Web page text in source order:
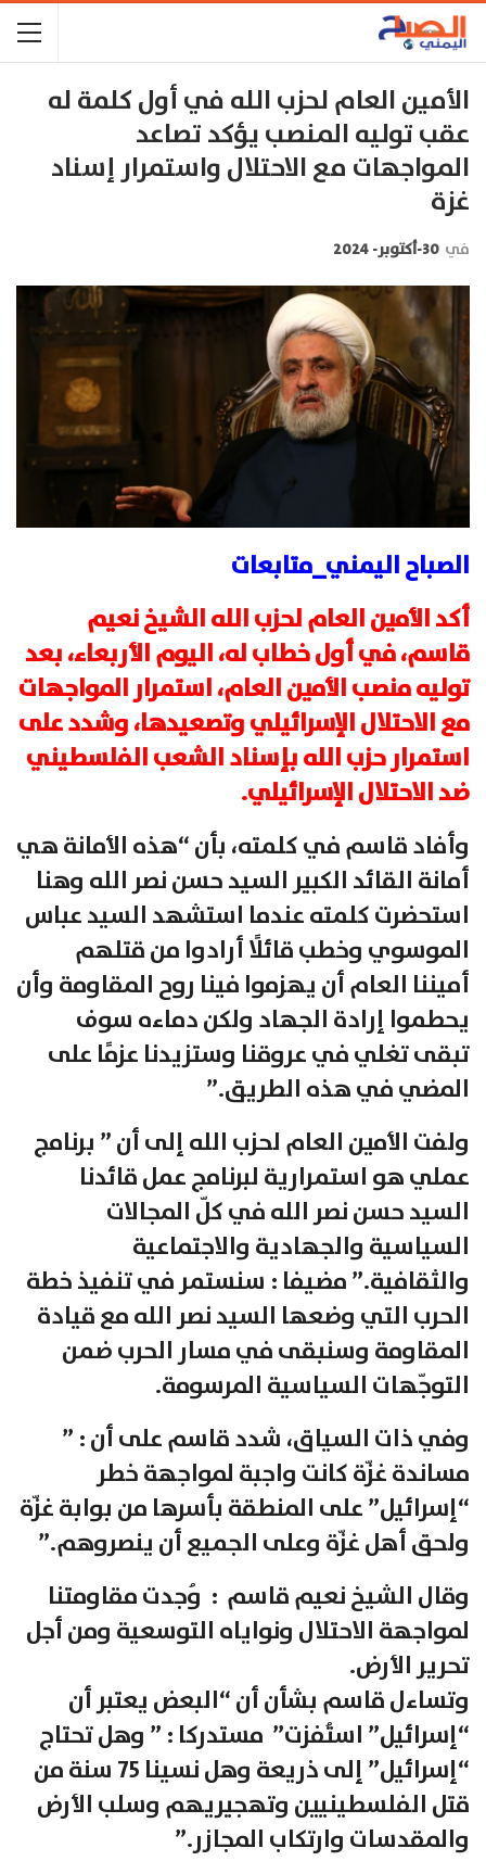
الأمين العام لحزب الله في أول كلمة له
عقب توليه المنصب يؤكد تصاعد
المواجهات مع الاحتلال واستمرار إسناد
غزة
في 30-أكتوبر- 2024
الصباح اليمني_متابعات
أكد الأمين العام لحزب الله الشيخ نعيم
قاسم، في أول خطاب له، اليوم الأربعاء، بعد
توليه منصب الأمين العام، استمرار المواجهات
مع الاحتلال الإسرائيلي وتصعيدها، وشدد على
استمرار حزب الله بإسناد الشعب الفلسطيني
ضد الاحتلال الإسرائيلي.
وأفاد قاسم في كلمته، بأن “هذه الأمانة هي
أمانة القائد الكبير السيد حسن نصر الله وهنا
استحضرت كلمته عندما استشهد السيد عباس
الموسوي وخطب قائلًا أرادوا من قتلهم
أميننا العام أن يهزموا فينا روح المقاومة وأن
يحطموا إرادة الجهاد ولكن دماءه سوف
تبقى تغلي في عروقنا وستزيدنا عزمًا على
المضي في هذه الطريق.”
ولفت الأمين العام لحزب الله إلى أن ” برنامج
عملي هو استمرارية لبرنامج عمل قائدنا
السيد حسن نصر الله في كلّ المجالات
السياسية والجهادية والاجتماعية
والثقافية.” مضيفا : سنستمر في تنفيذ خطة
الحرب التي وضعها السيد نصر الله مع قيادة
المقاومة وسنبقى في مسار الحرب ضمن
التوجّهات السياسية المرسومة.
وفي ذات السياق، شدد قاسم على أن : ”
مساندة غزّة كانت واجبة لمواجهة خطر
“إسرائيل” على المنطقة بأسرها من بوابة غزّة
ولحق أهل غزّة وعلى الجميع أن ينصروهم.”
وقال الشيخ نعيم قاسم : وُجدت مقاومتنا
لمواجهة الاحتلال ونواياه التوسعية ومن أجل
تحرير الأرض.
وتساءل قاسم بشأن أن “البعض يعتبر أن
“إسرائيل” استُفزت” مستدركا : ” وهل تحتاج
“إسرائيل” إلى ذريعة وهل نسينا 75 سنة من
قتل الفلسطينيين وتهجيريهم وسلب الأرض
والمقدسات وارتكاب المجازر.”